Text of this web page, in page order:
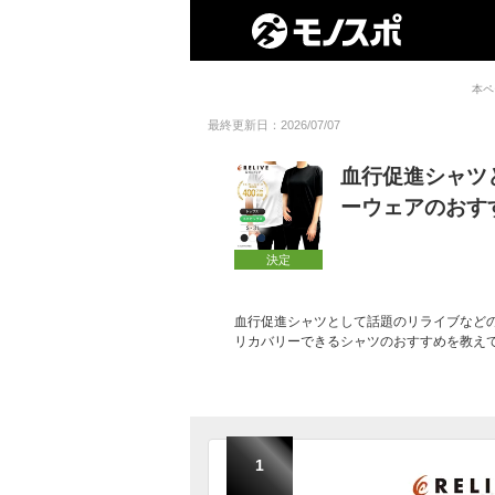
本
最終更新日：2026/07/07
決定
血行促進シャ
ーウェアのおす
血行促進シャツとして話題のリライブなど
リカバリーできるシャツのおすすめを教え
1